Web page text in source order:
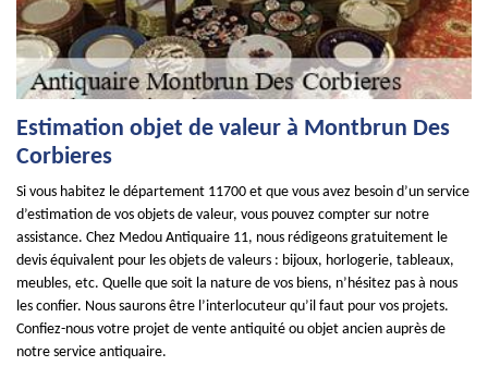
Estimation objet de valeur à Montbrun Des
Corbieres
Si vous habitez le département 11700 et que vous avez besoin d’un service
d’estimation de vos objets de valeur, vous pouvez compter sur notre
assistance. Chez Medou Antiquaire 11, nous rédigeons gratuitement le
devis équivalent pour les objets de valeurs : bijoux, horlogerie, tableaux,
meubles, etc. Quelle que soit la nature de vos biens, n’hésitez pas à nous
les confier. Nous saurons être l’interlocuteur qu’il faut pour vos projets.
Confiez-nous votre projet de vente antiquité ou objet ancien auprès de
notre service antiquaire.